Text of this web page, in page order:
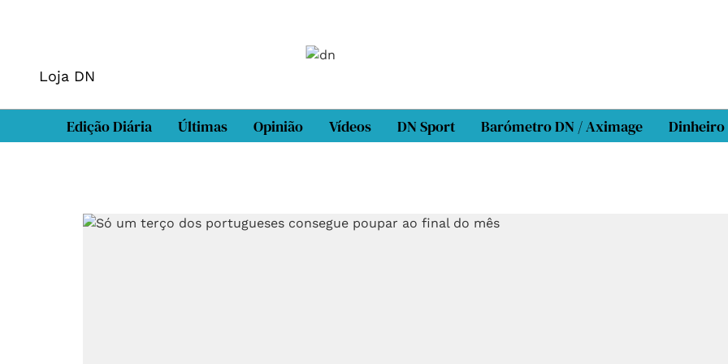
Loja DN
Edição Diária Últimas Opinião Vídeos DN Sport Barómetro DN / Aximage Dinheiro